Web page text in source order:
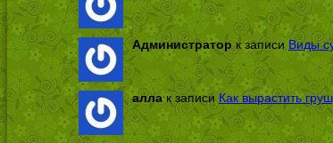
Администраторк записиВиды
аллак записиКак вырастить